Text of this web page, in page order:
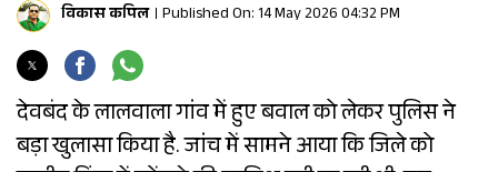
विकास कपिल Published On: 14 May 2026 04:32 PM
देवबंद के लालवाला गांव में हुए बवाल को लेकर पुलिस ने
बड़ा खुलासा किया है. जांच में सामने आया कि जिले को